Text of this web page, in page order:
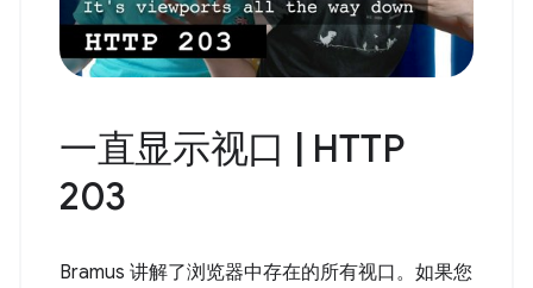
一直显示视口 | HTTP
203
Bramus 讲解了浏览器中存在的所有视口。如果您